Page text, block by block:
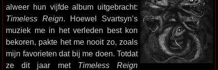
alweer hun vijfde album uitgebracht:
Timeless Reign. Hoewel Svartsyn’s
muziek me in het verleden best kon
bekoren, pakte het me nooit zo, zoals
mijn favorieten dat bij me doen. Totdat
ze dit jaar met Timeless Reign